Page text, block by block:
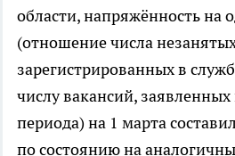
области, напряжённость на
(отношение числа
зарегистрированных в
числу вакансий,
периода) на 1 марта
по состоянию на